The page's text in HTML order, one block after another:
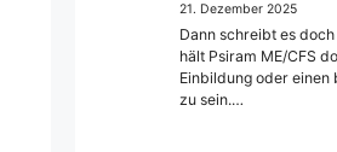
21. Dezember 2025
Dann schreibt es
hält Psiram ME/CFS
Einbildung oder einen
zu sein.…